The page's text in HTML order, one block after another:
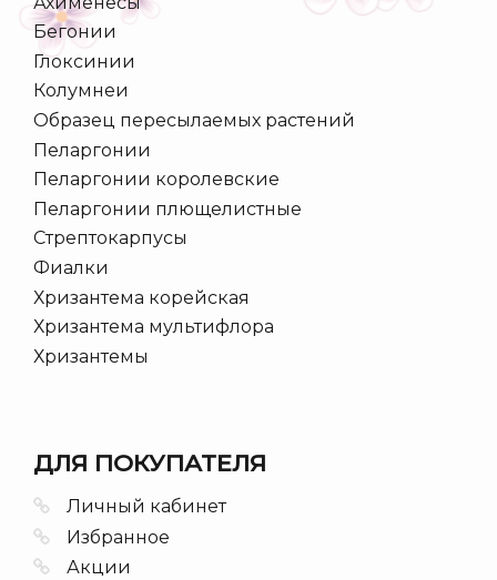
Бегонии
Глоксинии
Колумнеи
Образец пересылаемых растений
Пеларгонии
Пеларгонии королевские
Пеларгонии плющелистные
Стрептокарпусы
Фиалки
Хризантема корейская
Хризантема мультифлора
Хризантемы
ДЛЯ ПОКУПАТЕЛЯ
Личный кабинет
Избранное
Акции